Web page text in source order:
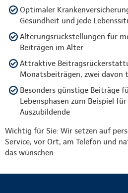
Optimaler
Gesundheit und jede
Alterungsrückstellungen für
Beiträgen im Alter
Attraktive
Monatsbeiträgen, zwei
Besonders günstige Beiträge
Lebensphasen zum Beispiel
Auszubildende
Wichtig für Sie: Wir setzen auf
Service, vor Ort, am Telefon und
das wünschen.